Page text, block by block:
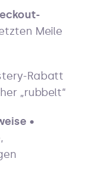
Meile
Rabatt
„rubbelt“
•